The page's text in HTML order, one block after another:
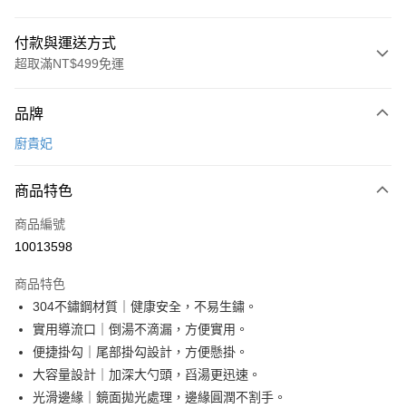
付款與運送方式
超取滿NT$499免運
信用卡一次付款
LINE Pay
Apple Pay
悠遊付
AFTEE先享後付
相關說明
【關於「AFTEE先享後付」】
AFTEE先享後付是「在收到商品之後才付款」的支付方式。 讓您購物簡單
便利好安心！
ATM付款
品牌
廚貴妃
商品特色
商品編號
10013598
商品特色
304不鏽鋼材質｜健康安全，不易生鏽。
實用導流口｜倒湯不滴漏，方便實用。
便捷掛勾｜尾部掛勾設計，方便懸掛。
大容量設計｜加深大勺頭，舀湯更迅速。
光滑邊緣｜鏡面拋光處理，邊緣圓潤不割手。